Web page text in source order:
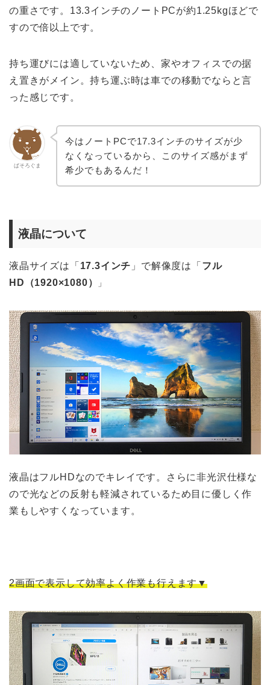
の重さです。13.3インチのノートPCが約1.25kgほどで
すので倍以上です。
持ち運びには適していないため、家やオフィスでの据
え置きがメイン。持ち運ぶ時は車での移動でならと言
った感じです。
ぱそろぐま
今はノートPCで17.3インチのサイズが少
なくなっているから、このサイズ感がまず
希少でもあるんだ！
液晶について
液晶サイズは「 17.3インチ 」で解像度は「 フル
HD（1920×1080）
」
液晶はフルHDなのでキレイです。さらに非光沢仕様な
ので光などの反射も軽減されているため目に優しく作
業もしやすくなっています。
2画面で表示して効率よく作業も行えます▼